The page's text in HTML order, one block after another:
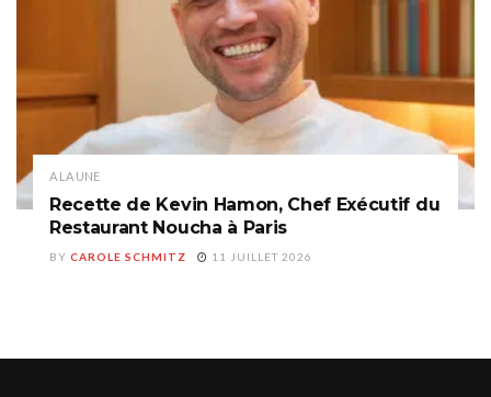
A LA UNE
Recette de Kevin Hamon, Chef Exécutif du
Restaurant Noucha à Paris
BY CAROLE SCHMITZ 11 JUILLET 2026